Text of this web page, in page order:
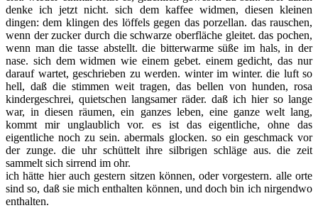
denke ich jetzt nicht. sich dem kaffee widmen, diesen kleinen
dingen: dem klingen des löffels gegen das porzellan. das rauschen,
wenn der zucker durch die schwarze oberfläche gleitet. das pochen,
wenn man die tasse abstellt. die bitterwarme süße im hals, in der
nase. sich dem widmen wie einem gebet. einem gedicht, das nur
darauf wartet, geschrieben zu werden. winter im winter. die luft so
hell, daß die stimmen weit tragen, das bellen von hunden, rosa
kindergeschrei, quietschen langsamer räder. daß ich hier so lange
war, in diesen räumen, ein ganzes leben, eine ganze welt lang,
kommt mir unglaublich vor. es ist das eigentliche, ohne das
eigentliche noch zu sein. abermals glocken. so ein geschmack vor
der zunge. die uhr schüttelt ihre silbrigen schläge aus. die zeit
sammelt sich sirrend im ohr.
ich hätte hier auch gestern sitzen können, oder vorgestern. alle orte
sind so, daß sie mich enthalten können, und doch bin ich nirgendwo
enthalten.